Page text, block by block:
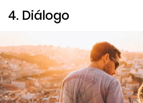
4. Diálogo